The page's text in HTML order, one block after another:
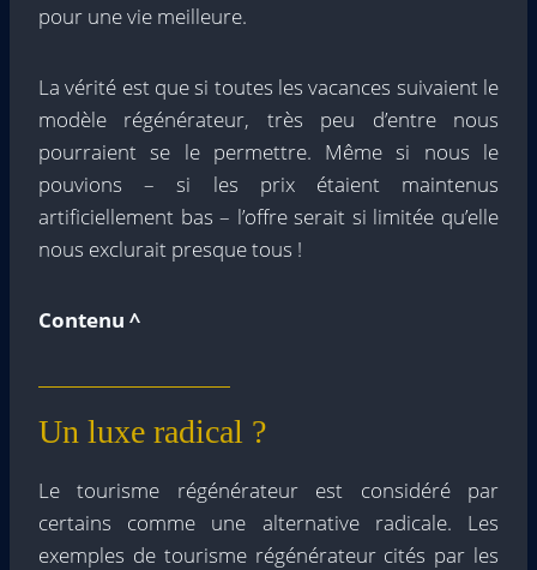
pour une vie meilleure.
La vérité est que si toutes les vacances suivaient le
modèle régénérateur, très peu d’entre nous
pourraient se le permettre. Même si nous le
pouvions – si les prix étaient maintenus
artificiellement bas – l’offre serait si limitée qu’elle
nous exclurait presque tous !
Contenu ^
Un luxe radical ?
Le tourisme régénérateur est considéré par
certains comme une alternative radicale. Les
exemples de tourisme régénérateur cités par les